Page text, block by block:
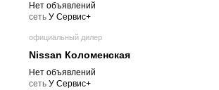
Нет объявлений
cеть У Сервис+
официальный дилер
Nissan Коломенская
Нет объявлений
cеть У Сервис+